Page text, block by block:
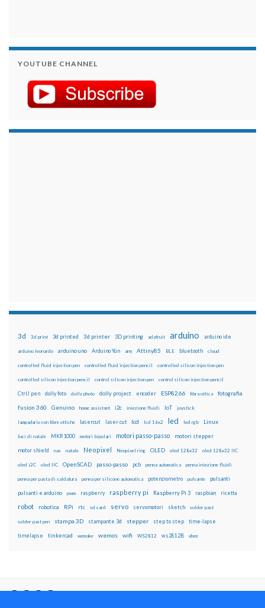
YOUTUBE CHANNEL
3d 3d print 3d printed 3d printer 3D printing adafruit arduino arduino ide
arduino leonardo arduino uno Arduino Yún arm Attiny85 BLE bluetooth cloud
controlled fluid injection pen controlled fluid injection pencil controlled silicon injection pen
controlled silicon injection pencil control silicon injection pen control silicon injection pencil
CtrlJ pen dolly foto dolly photo dolly project encoder ESP8266 fibra ottica fotografia
fusion 360 Genuino home assistant i2c iniezione fluidi IoT joystick
lampadario con fibre ottiche lasercut laser cut lcd lcd 16x2 led led rgb Linux
luci di natale MKR1000 motori bipolari motori passo-passo motori stepper
motor shield nas natale Neopixel Neopixel ring OLED oled 128x32 oled 128x32 IIC
oled i2C oled IIC OpenSCAD passo-passo pcb penna automatica penna iniezione fluidi
penna per pasta di saldatura penna per silicone automatica potenziometro pulsante pulsanti
pulsanti e arduino pwm raspberry raspberry pi Raspberry Pi 3 raspbian ricetta
robot robotica RPi rtc sd card servo servomotori sketch solder past
solder past pen stampa 3D stampante 3d stepper step to step time-lapse
timelapse tinkercad wemake wemos wifi WS2812 ws2812B xbee